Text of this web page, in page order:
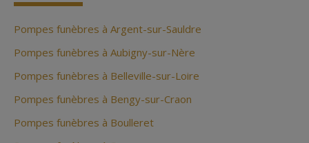
Pompes funèbres à Argent-sur-Sauldre
Pompes funèbres à Aubigny-sur-Nère
Pompes funèbres à Belleville-sur-Loire
Pompes funèbres à Bengy-sur-Craon
Pompes funèbres à Boulleret